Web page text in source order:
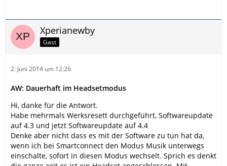
Xperianewby
Gast
2. Juni 2014 um 12:26
AW: Dauerhaft im Headsetmodus
Hi, danke für die Antwort.
Habe mehrmals Werksresett durchgeführt, Softwareupdate
auf 4.3 und jetzt Softwareupdate auf 4.4
Denke aber nicht dass es mit der Software zu tun hat da,
wenn ich bei Smartconnect den Modus Musik unterwegs
einschalte, sofort in diesen Modus wechselt. Sprich es denkt